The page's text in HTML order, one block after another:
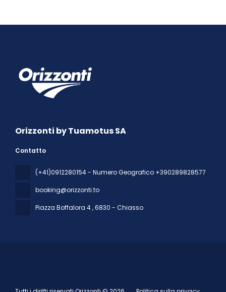
Orizzonti by Tuamotus SA
Contatto
(+41)0912280154 - Numero Geografico +390289828577
booking@orizzonti.to
Piazza Boffalora 4, 6830 - Chiasso